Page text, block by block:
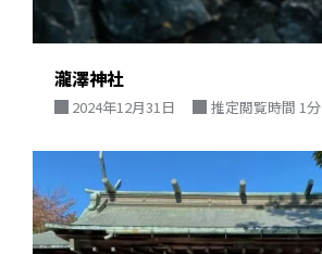
瀧澤神社
2024年12月31日 推定閲覧時間 1分